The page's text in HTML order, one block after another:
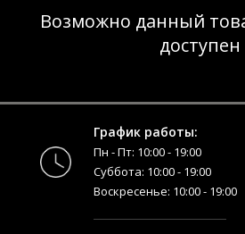
Возможно данный
доступен
График работы:
Пн - Пт: 10:00 - 19:00
Суббота: 10:00 - 19:00
Воскресенье: 10:00 - 19:00